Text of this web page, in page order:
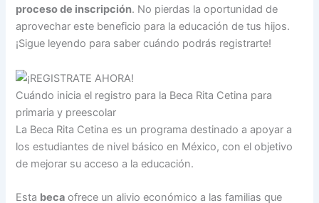
proceso de inscripción. No pierdas la oportunidad de
aprovechar este beneficio para la educación de tus hijos.
¡Sigue leyendo para saber cuándo podrás registrarte!
Cuándo inicia el registro para la Beca Rita Cetina para
primaria y preescolar
La Beca Rita Cetina es un programa destinado a apoyar a
los estudiantes de nivel básico en México, con el objetivo
de mejorar su acceso a la educación.
Esta beca ofrece un alivio económico a las familias que